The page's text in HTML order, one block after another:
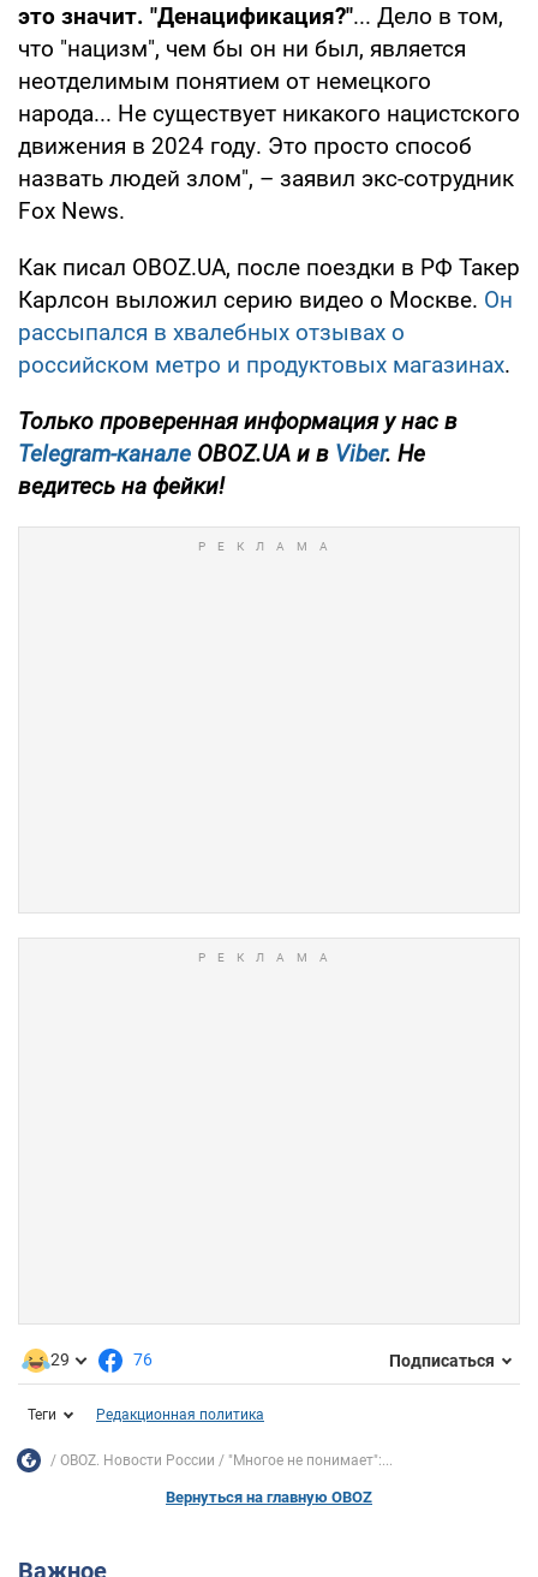
это значит. "Денацификация?"... Дело в том,
что "нацизм", чем бы он ни был, является
неотделимым понятием от немецкого
народа... Не существует никакого нацистского
движения в 2024 году. Это просто способ
назвать людей злом", – заявил экс-сотрудник
Fox News.
Как писал OBOZ.UA, после поездки в РФ Такер
Карлсон выложил серию видео о Москве. Он
рассыпался в хвалебных отзывах о
российском метро и продуктовых магазинах.
Только проверенная информация у нас в
Telegram-канале OBOZ.UA и в Viber. Не
ведитесь на фейки!
29 76 Подписаться
Теги Редакционная политика
OBOZ. Новости России "Многое не понимает":...
Вернуться на главную OBOZ